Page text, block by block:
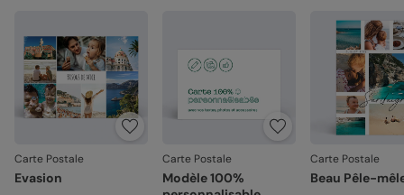
Carte Postale
Evasion
Carte Postale
Modèle 100%
Carte Postale
Beau Pêle-